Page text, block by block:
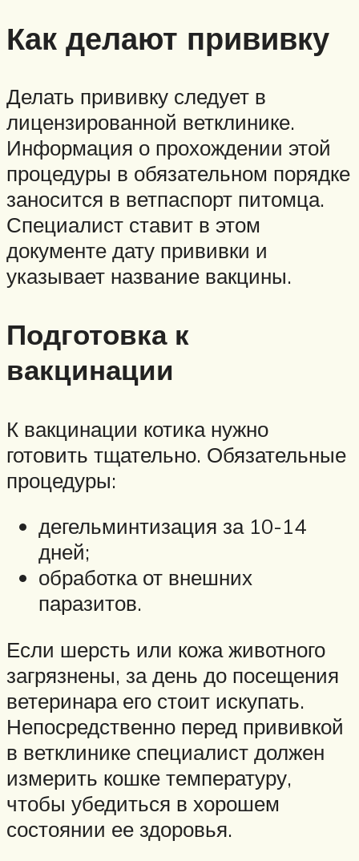
Как делают прививку
Делать прививку следует в
лицензированной ветклинике.
Информация о прохождении этой
процедуры в обязательном порядке
заносится в ветпаспорт питомца.
Специалист ставит в этом
документе дату прививки и
указывает название вакцины.
Подготовка к
вакцинации
К вакцинации котика нужно
готовить тщательно. Обязательные
процедуры:
дегельминтизация за 10-14
дней;
обработка от внешних
паразитов.
Если шерсть или кожа животного
загрязнены, за день до посещения
ветеринара его стоит искупать.
Непосредственно перед прививкой
в ветклинике специалист должен
измерить кошке температуру,
чтобы убедиться в хорошем
состоянии ее здоровья.